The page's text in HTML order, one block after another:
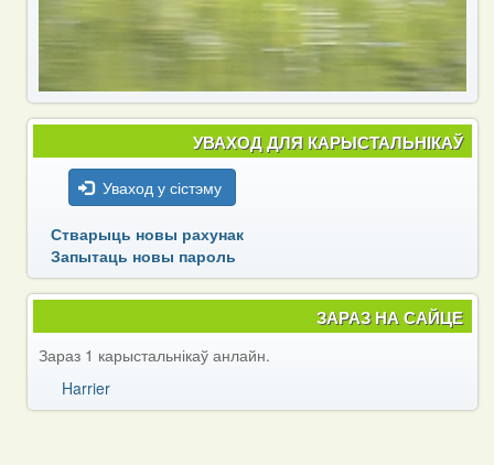
УВАХОД ДЛЯ КАРЫСТАЛЬНІКАЎ
Уваход у сістэму
Стварыць новы рахунак
Запытаць новы пароль
ЗАРАЗ НА САЙЦЕ
Зараз 1 карыстальнікаў анлайн.
Harrier